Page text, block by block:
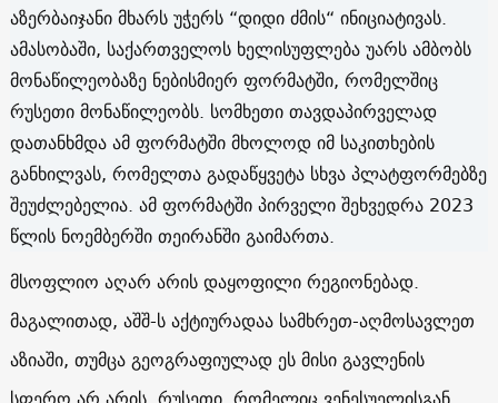
აზერბაიჯანი მხარს უჭერს “დიდი ძმის“ ინიციატივას.
ამასობაში, საქართველოს ხელისუფლება უარს ამბობს
მონაწილეობაზე ნებისმიერ ფორმატში, რომელშიც
რუსეთი მონაწილეობს. სომხეთი თავდაპირველად
დათანხმდა ამ ფორმატში მხოლოდ იმ საკითხების
განხილვას, რომელთა გადაწყვეტა სხვა პლატფორმებზე
შეუძლებელია. ამ ფორმატში პირველი შეხვედრა 2023
წლის ნოემბერში თეირანში გაიმართა.
მსოფლიო აღარ არის დაყოფილი რეგიონებად.
მაგალითად, აშშ-ს აქტიურადაა სამხრეთ-აღმოსავლეთ
აზიაში, თუმცა გეოგრაფიულად ეს მისი გავლენის